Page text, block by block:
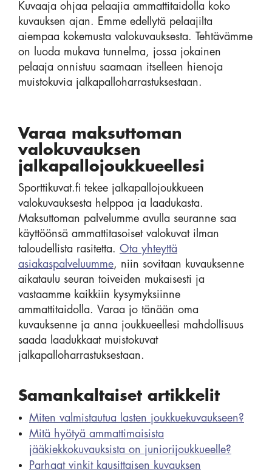
Kuvaaja ohjaa pelaajia ammattitaidolla koko
kuvauksen ajan. Emme edellytä pelaajilta
aiempaa kokemusta valokuvauksesta. Tehtävämme
on luoda mukava tunnelma, jossa jokainen
pelaaja onnistuu saamaan itselleen hienoja
muistokuvia jalkapalloharrastuksestaan.
Varaa maksuttoman
valokuvauksen
jalkapallojoukkueellesi
Sporttikuvat.fi tekee jalkapallojoukkueen
valokuvauksesta helppoa ja laadukasta.
Maksuttoman palvelumme avulla seuranne saa
käyttöönsä ammattitasoiset valokuvat ilman
taloudellista rasitetta. Ota yhteyttä
asiakaspalveluumme, niin sovitaan kuvauksenne
aikataulu seuran toiveiden mukaisesti ja
vastaamme kaikkiin kysymyksiinne
ammattitaidolla. Varaa jo tänään oma
kuvauksenne ja anna joukkueellesi mahdollisuus
saada laadukkaat muistokuvat
jalkapalloharrastuksestaan.
Samankaltaiset artikkelit
Miten valmistautua lasten joukkuekuvaukseen?
Mitä hyötyä ammattimaisista
jääkiekkokuvauksista on juniorijoukkueelle?
Parhaat vinkit kausittaisen kuvauksen